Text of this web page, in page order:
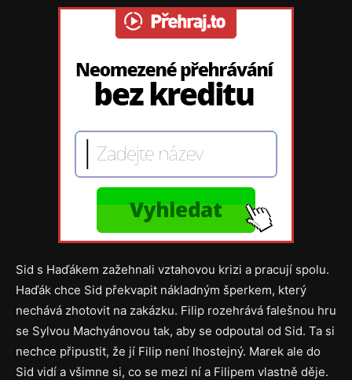
Sid s Haďákem zažehnali vztahovou krizi a pracují spolu.
Haďák chce Sid překvapit nákladným šperkem, který
nechává zhotovit na zakázku. Filip rozehrává falešnou hru
se Sylvou Machyánovou tak, aby se odpoutal od Sid. Ta si
nechce připustit, že jí Filip není lhostejný. Marek ale do
Sid vidí a všimne si, co se mezi ní a Filipem vlastně děje.